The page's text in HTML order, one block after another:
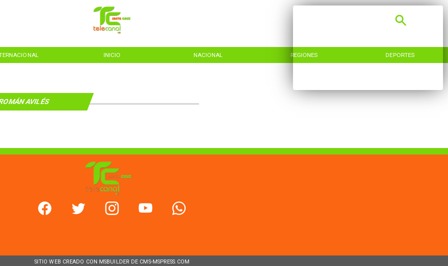
INICIO NACIONAL REGIONES DEPORTES
AVILÉS
SITIO WEB CREADO CON MSBUILDER DE CMS-MSPRESS.COM